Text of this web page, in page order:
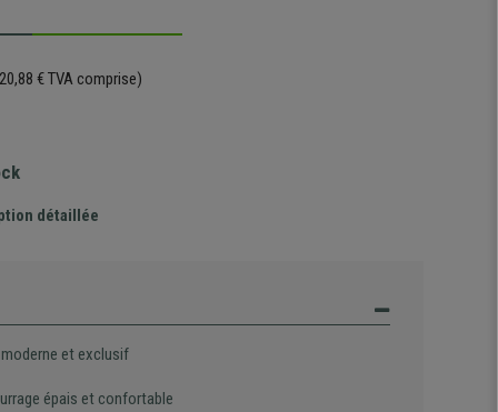
€ TVA comprise)
détaillée
moderne et exclusif
épais et confortable